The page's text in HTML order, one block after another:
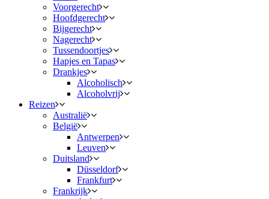
Voorgerecht
Hoofdgerecht
Bijgerecht
Nagerecht
Tussendoortjes
Hapjes en Tapas
Drankjes
Alcoholisch
Alcoholvrij
Reizen
Australië
België
Antwerpen
Leuven
Duitsland
Düsseldorf
Frankfurt
Frankrijk